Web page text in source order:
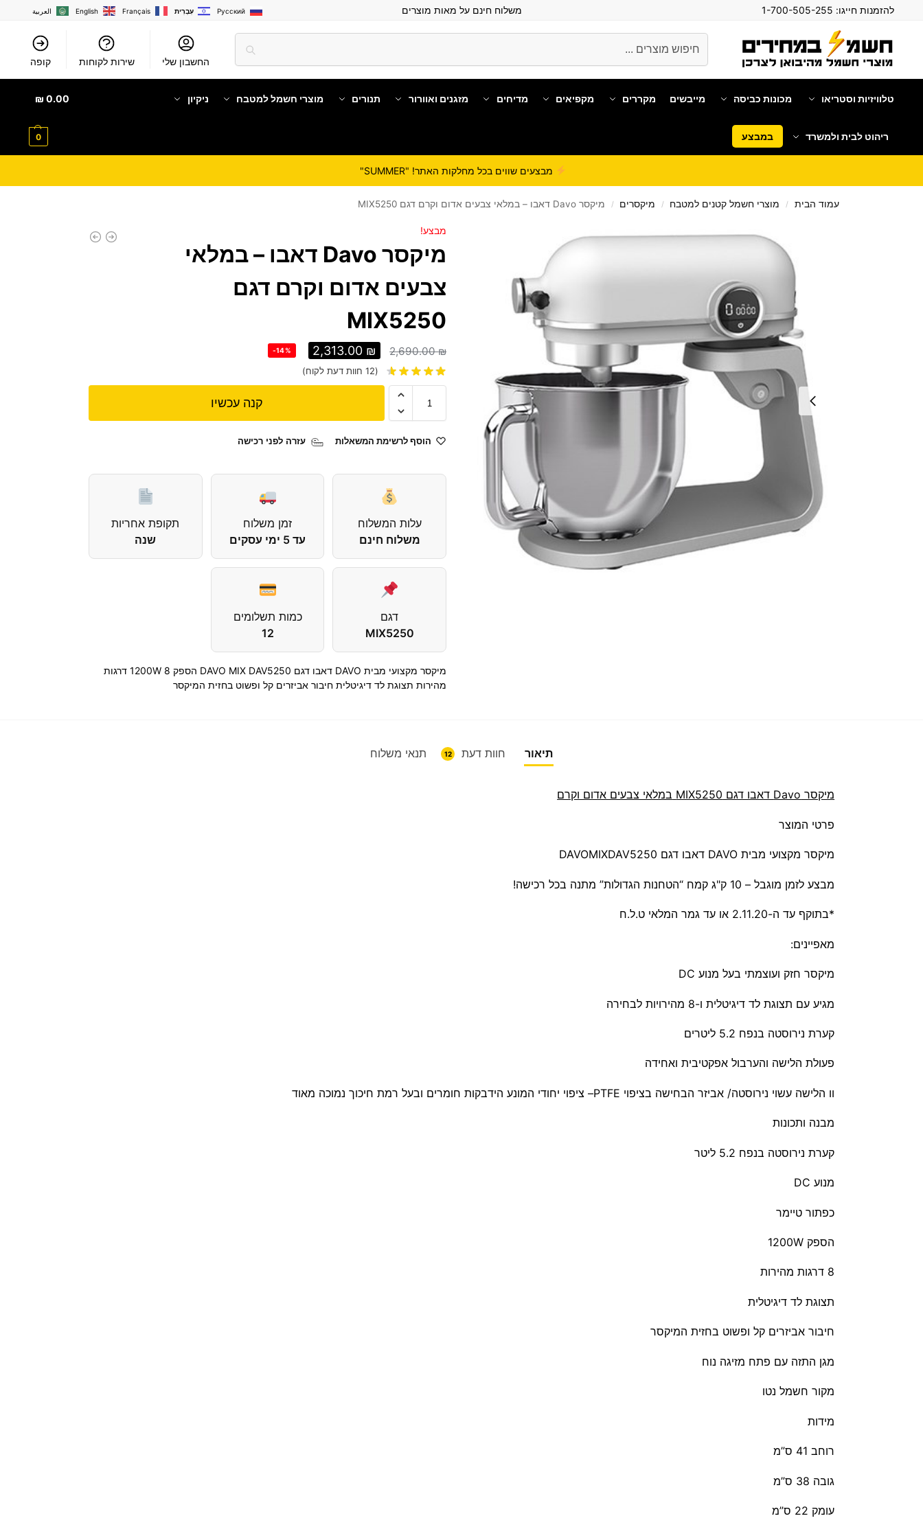
להזמנות חייגו: משלוח חינם על מאות מוצרים العربية English Français עִבְרִית Русский
החשבון שלי שירות לקוחות קופה
טלוויזיות וסטריאו מכונות כביסה מייבשים מקררים מקפיאים מדיחים מזגנים ואוורור תנורים מוצרי חשמל למטבח ניקיון
ריהוט לבית ולמשרד במבצע
0.00
₪
0
מבצעים שווים בכל מחלקות האתר! "SUMMER"
עמוד הבית / מוצרי חשמל קטנים למטבח / מיקסרים / ‏מיקסר Davo דאבו – במלאי צבעים אדום וקרם דגם MIX5250
מבצע!
‏מיקסר Davo דאבו – במלאי
צבעים אדום וקרם דגם
MIX5250
2,690.00₪
2,313.00 ₪
-14%
(
12 חוות דעת לקוח)
קנה עכשיו
הוסף לרשימת המשאלות עזרה לפני רכישה
עלות המשלוח
משלוח חינם
זמן משלוח
עד 5 ימי עסקים
תקופת אחריות
שנה
דגם
MIX5250
כמות תשלומים
12
מיקסר מקצועי מבית DAVO דאבו דגם DAVO MIX DAV5250 הספק 1200W 8 דרגות
מהירות תצוגת לד דיגיטלית חיבור אביזרים קל ופשוט בחזית המיקסר
תיאור חוות דעת 12 תנאי משלוח
‏מיקסר Davo דאבו דגם MIX5250 במלאי צבעים אדום וקרם
פרטי המוצר
מיקסר מקצועי מבית DAVO דאבו דגם DAVOMIXDAV5250
מבצע לזמן מוגבל – 10 ק"ג קמח “הטחנות הגדולות” מתנה בכל רכישה!
*בתוקף עד ה-2.11.20 או עד גמר המלאי ט.ל.ח
מאפיינים:
מיקסר חזק ועוצמתי בעל מנוע DC
מגיע עם תצוגת לד דיגיטלית ו-8 מהירויות לבחירה
קערת נירוסטה בנפח 5.2 ליטרים
פעולת הלישה והערבול אפקטיבית ואחידה
וו הלישה עשוי נירוסטה/ אביזר הבחישה בציפוי PTFE– ציפוי יחודי המונע הידבקות חומרים ובעל רמת חיכוך נמוכה מאוד
מבנה ותכונות
קערת נירוסטה בנפח 5.2 ליטר
מנוע DC
כפתור טיימר
הספק 1200W
8 דרגות מהירות
תצוגת לד דיגיטלית
חיבור אביזרים קל ופשוט בחזית המיקסר
מגן התזה עם פתח מזיגה נוח
מקור חשמל נטו
מידות
רוחב 41 ס”מ
גובה 38 ס”מ
עומק 22 ס”מ